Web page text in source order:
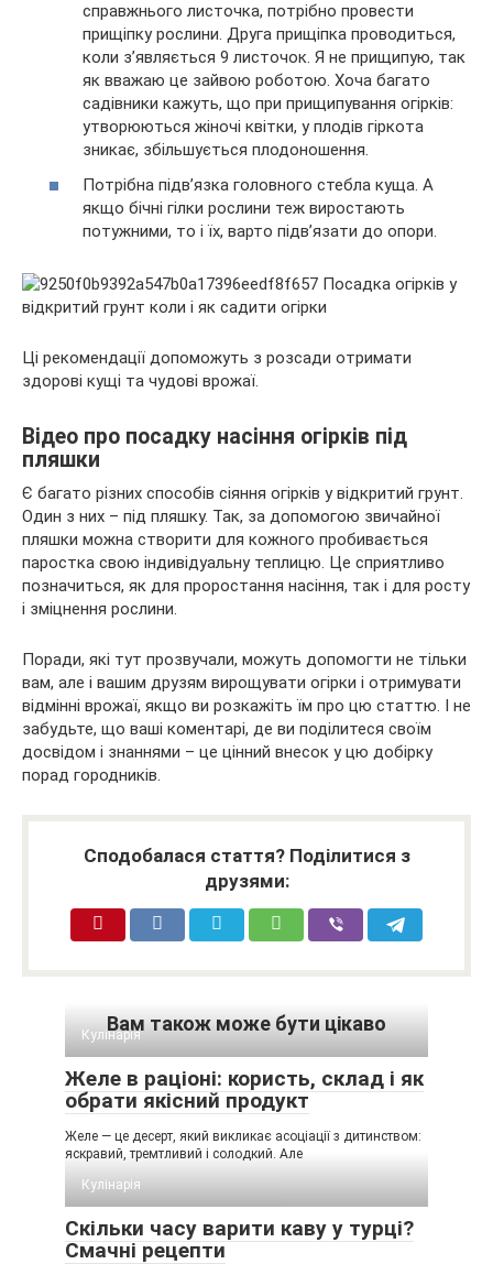
справжнього листочка, потрібно провести
прищіпку рослини. Друга прищіпка проводиться,
коли з’являється 9 листочок. Я не прищипую, так
як вважаю це зайвою роботою. Хоча багато
садівники кажуть, що при прищипування огірків:
утворюються жіночі квітки, у плодів гіркота
зникає, збільшується плодоношення.
Потрібна підв’язка головного стебла куща. А
якщо бічні гілки рослини теж виростають
потужними, то і їх, варто підв’язати до опори.
Ці рекомендації допоможуть з розсади отримати
здорові кущі та чудові врожаї.
Відео про посадку насіння огірків під
пляшки
Є багато різних способів сіяння огірків у відкритий грунт.
Один з них – під пляшку. Так, за допомогою звичайної
пляшки можна створити для кожного пробивається
паростка свою індивідуальну теплицю. Це сприятливо
позначиться, як для проростання насіння, так і для росту
і зміцнення рослини.
Поради, які тут прозвучали, можуть допомогти не тільки
вам, але і вашим друзям вирощувати огірки і отримувати
відмінні врожаї, якщо ви розкажіть їм про цю статтю. І не
забудьте, що ваші коментарі, де ви поділитеся своїм
досвідом і знаннями – це цінний внесок у цю добірку
порад городників.
Сподобалася стаття? Поділитися з
друзями:
Вам також може бути цікаво
Кулінарія
Желе в раціоні: користь, склад і як
обрати якісний продукт
Желе — це десерт, який викликає асоціації з дитинством:
яскравий, тремтливий і солодкий. Але
Кулінарія
Скільки часу варити каву у турці?
Смачні рецепти